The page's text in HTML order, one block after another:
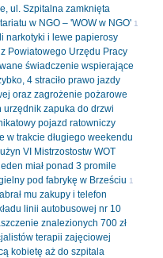
ul. Szpitalna zamknięta
w NGO – 'WOW w NGO' 1
narkotyki i lewe papierosy
Powiatowego Urzędu Pracy
świadczenie wspierające
4 straciło prawo jazdy
oraz zagrożenie pożarowe
urzędnik zapuka do drzwi
pojazd ratowniczy
w trakcie długiego weekendu
VI Mistrzostostw WOT
miał ponad 3 promile
pod fabrykę w Brześciu 1
mu zakupy i telefon
linii autobusowej nr 10
znalezionych 700 zł
terapii zajęciowej
kobietę aż do szpitala